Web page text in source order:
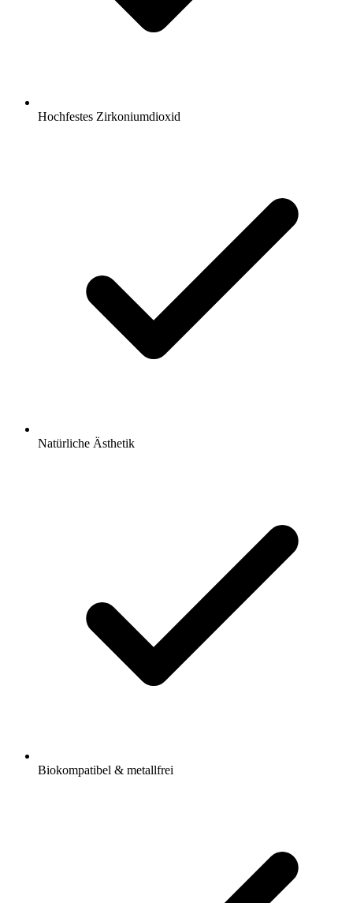
Hochfestes Zirkoniumdioxid
Natürliche Ästhetik
Biokompatibel & metallfrei